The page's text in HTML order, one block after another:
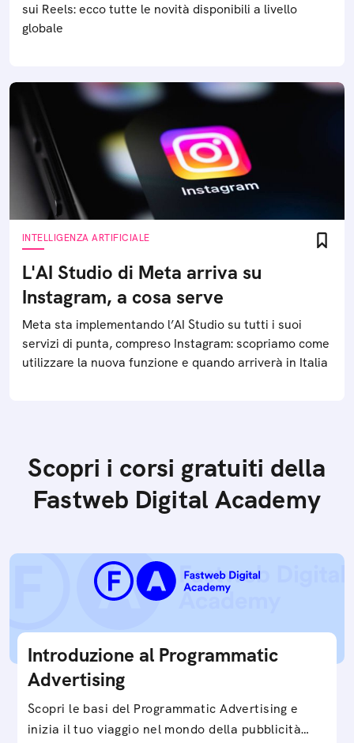
sui Reels: ecco tutte le novità disponibili a livello
globale
INTELLIGENZA ARTIFICIALE
L'AI Studio di Meta arriva su
Instagram, a cosa serve
Meta sta implementando l’AI Studio su tutti i suoi
servizi di punta, compreso Instagram: scopriamo come
utilizzare la nuova funzione e quando arriverà in Italia
Scopri i corsi gratuiti della
Fastweb Digital Academy
Introduzione al Programmatic
Advertising
Scopri le basi del Programmatic Advertising e
inizia il tuo viaggio nel mondo della pubblicità